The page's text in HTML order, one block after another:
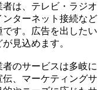
は、テレビ・ラジオ
ターネット接続など
す。広告を出したい
見込めます。
のサービスは多岐に
、マーケティングサ